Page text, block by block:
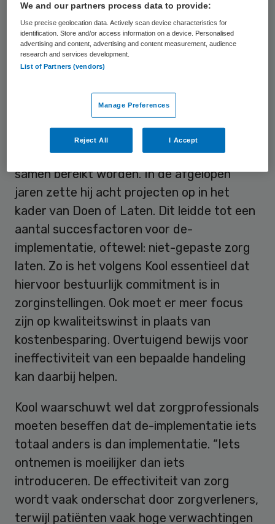
Samenwerken is de key
Om te komen tot meer zinnige zorg, is
volgens een aantal sprekers een
programmaleider Doen of Laten IQ
healthcare bij het Radboudumc, stelt dat er
een nieuwe beweging op gang gebracht
moet worden. Deze kan volgens hem alleen
samen bereikt worden. In de afgelopen
jaren zette hij acht projecten op in het
kader van Doen of Laten. Dit leidde tot een
aantal succesfactoren voor de-
implementatie, oftewel: niet-gepaste zorg
laten. Zo is het volgens Kool essentieel dat
hiervoor bestuurlijk commitment is in
zorginstellingen. Ook moet er meer focus
zijn op kwaliteitswinst in plaats van
kostenbesparing. Overtuigend bewijs voor
ineffectiviteit van een bepaalde handeling
kan daarbij helpen.
Kool waarschuwt wel dat zorgprofessionals
moeten beseffen dat de-implementatie iets
totaal anders is dan implementatie. “Iets
ontnemen is moeilijker dan iets
introduceren. De effectiviteit van zorg
wordt vaak onderschat door zorgverleners,
terwijl patiënten vaak hoge verwachtingen
We and our partners process data to provide:
Use precise geolocation data. Actively scan device characteristics for
identification. Store and/or access information on a device. Personalised
advertising and content, advertising and content measurement, audience
research and services development.
List of Partners (vendors)
Manage Preferences
Reject All I Accept